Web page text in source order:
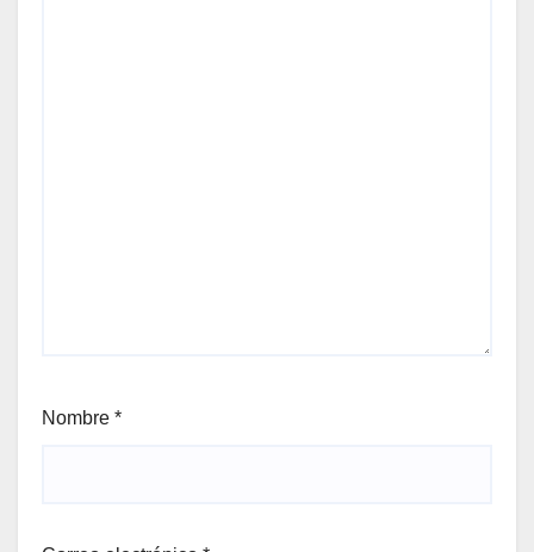
Nombre *